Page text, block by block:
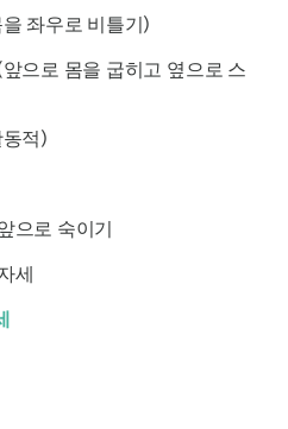
좌우로 비틀기)
앞으로 몸을 굽히고 옆으로 스
적)
으로 숙이기
세